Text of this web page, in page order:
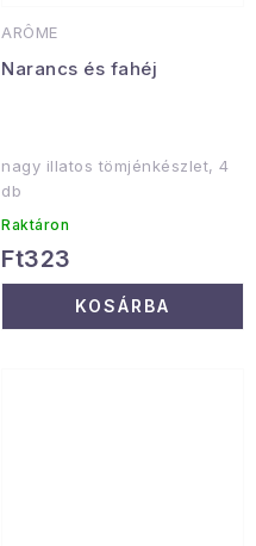
ARÔME
Narancs és fahéj
nagy illatos tömjénkészlet, 4
db
Raktáron
Ft323
KOSÁRBA